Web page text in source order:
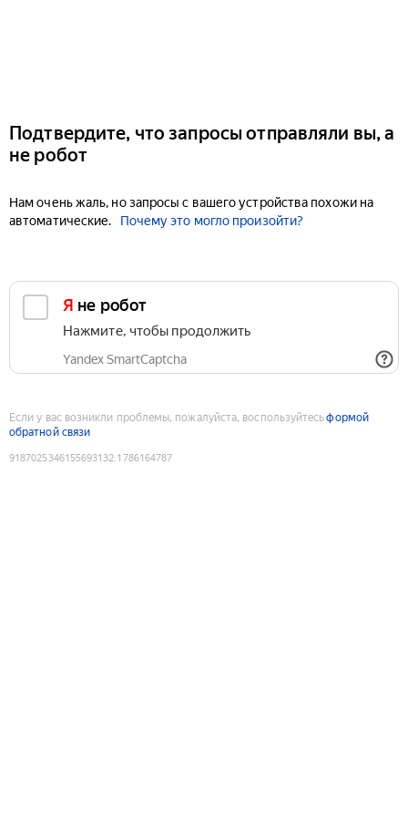
Подтвердите, что запросы отправляли вы, а
не робот
Нам очень жаль, но запросы с вашего устройства похожи на
автоматические.
Почему это могло произойти?
Я не робот
Нажмите, чтобы продолжить
Yandex SmartCaptcha
Если у вас возникли проблемы, пожалуйста, воспользуйтесьформой
обратной связи
9187025346155693132:1786164787